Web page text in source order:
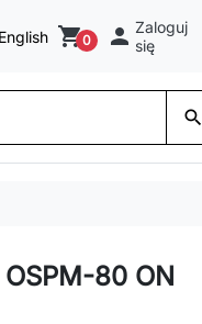
English shopping_cart0  Zaloguj
się
search
80 ON